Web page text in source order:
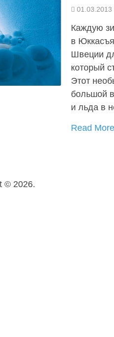
01.03.2013
Каждую
в
Швеции
который
Этот
большой
и льда в
Read
© 2026.